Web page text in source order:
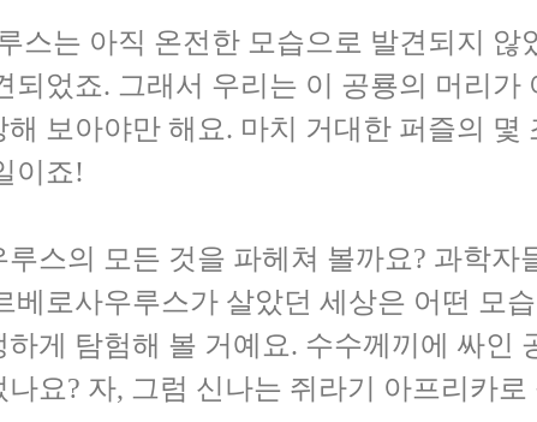
스는 아직 온전한 모습으로 발견되지 않
되었죠. 그래서 우리는 이 공룡의 머리가
보아야만 해요. 마치 거대한 퍼즐의 몇
이죠!
스의 모든 것을 파헤쳐 볼까요? 과학자
베로사우루스가 살았던 세상은 어떤 모
게 탐험해 볼 거예요. 수수께끼에 싸인